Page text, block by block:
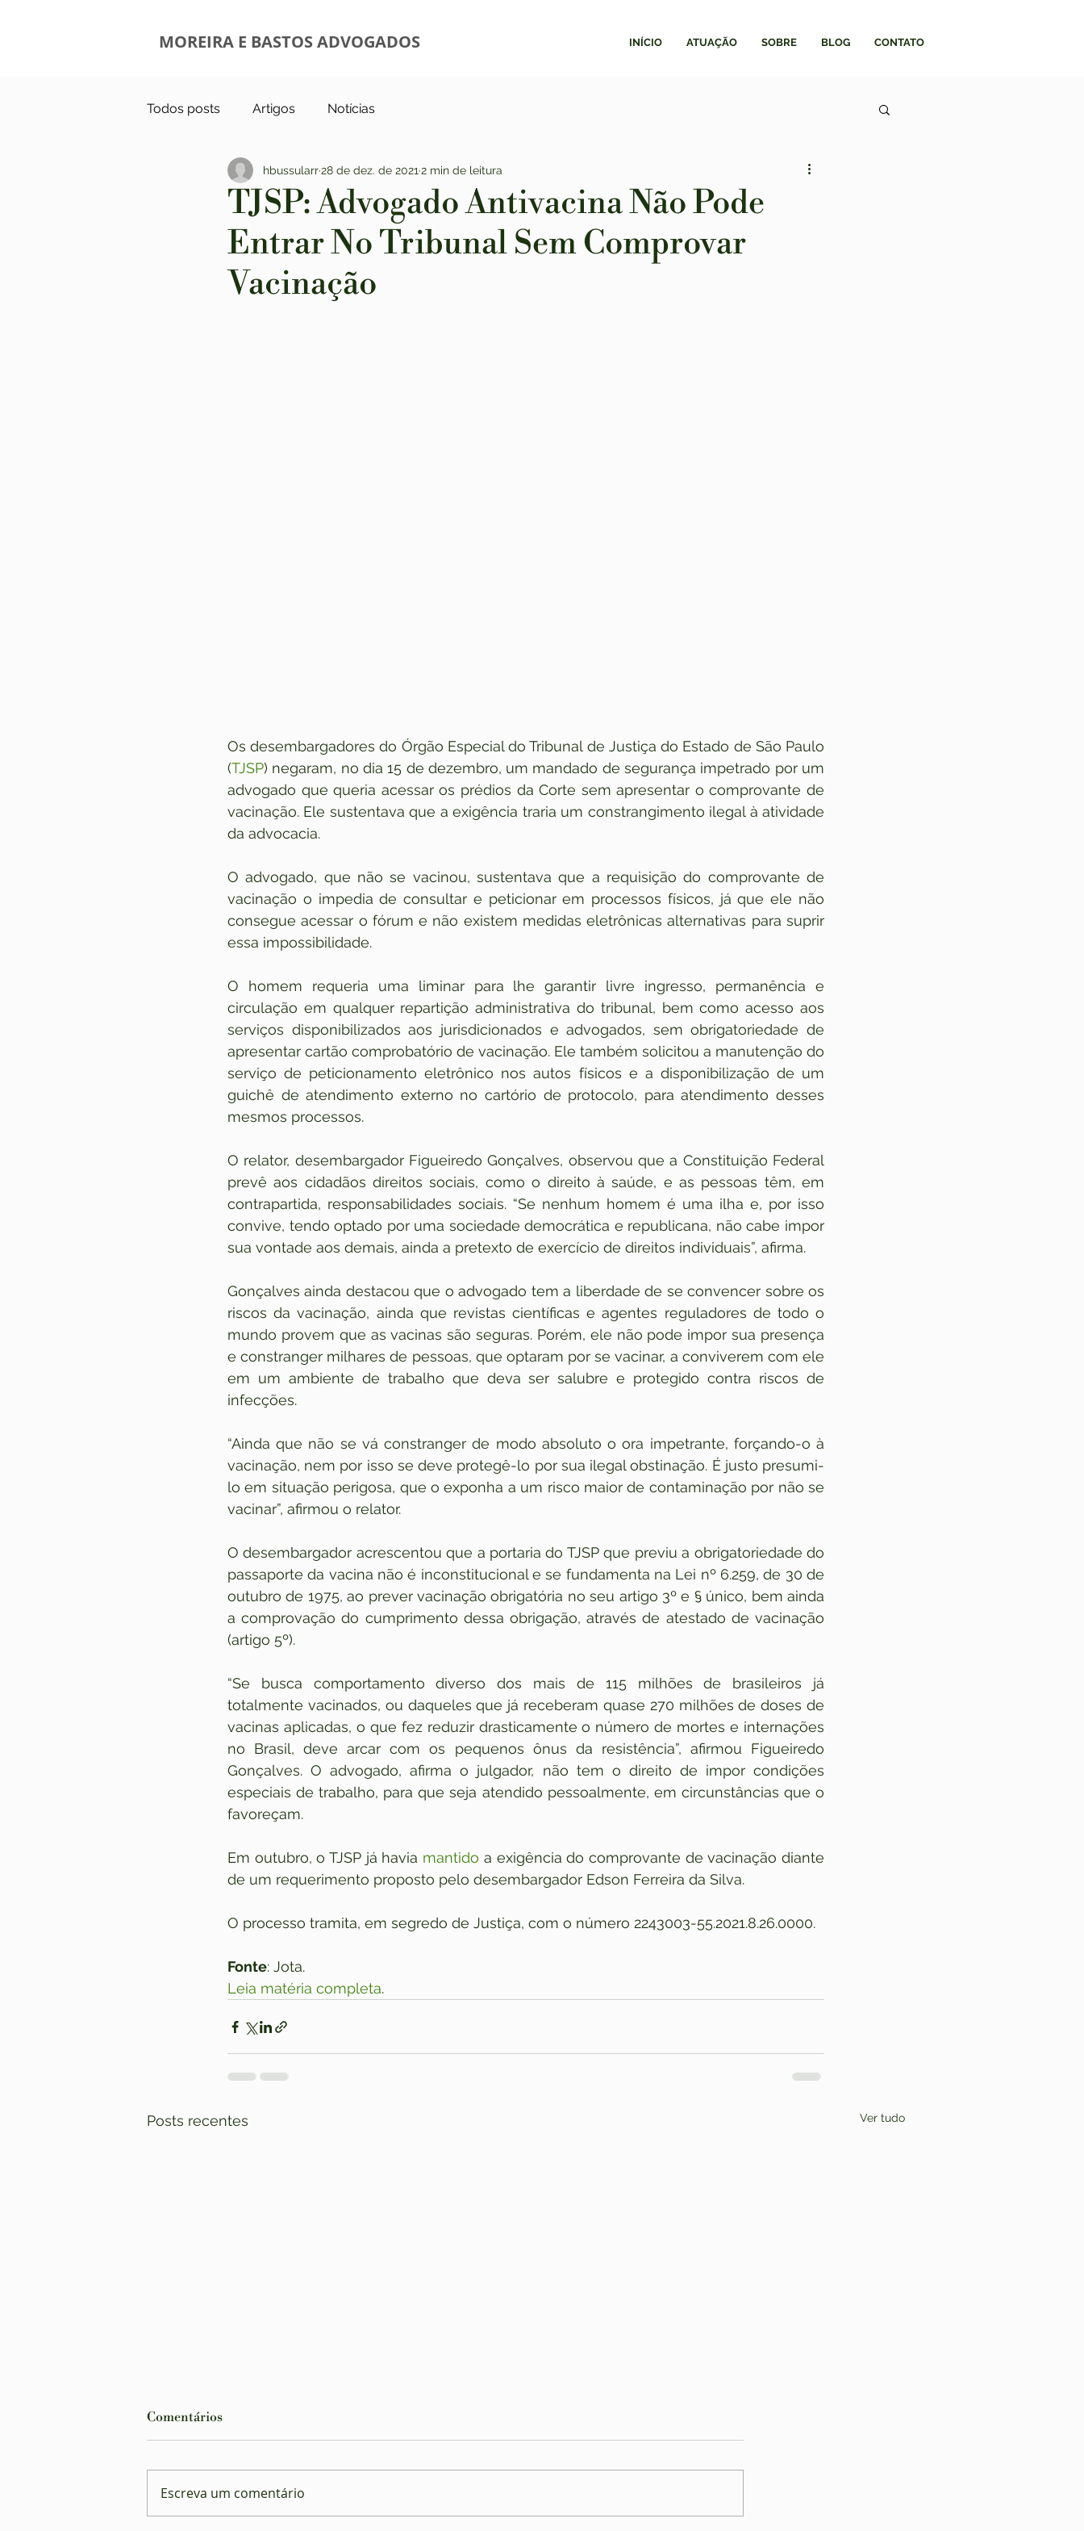
MOREIRA E BASTOS ADVOGADOS INÍCIO ATUAÇÃO SOBRE BLOG CONTATO
Todos posts Artigos Notícias
TJSP: Advogado Antivacina Não Pode
Entrar No Tribunal Sem Comprovar
Vacinação
hbussularr28 de dez. de 2021 2 min de leitura
Os desembargadores do Órgão Especial do Tribunal de Justiça do Estado de São Paulo
(TJSP) negaram, no dia 15 de dezembro, um mandado de segurança impetrado por um
advogado que queria acessar os prédios da Corte sem apresentar o comprovante de
vacinação. Ele sustentava que a exigência traria um constrangimento ilegal à atividade
da advocacia.
O advogado, que não se vacinou, sustentava que a requisição do comprovante de
vacinação o impedia de consultar e peticionar em processos físicos, já que ele não
consegue acessar o fórum e não existem medidas eletrônicas alternativas para suprir
essa impossibilidade.
O homem requeria uma liminar para lhe garantir livre ingresso, permanência e
circulação em qualquer repartição administrativa do tribunal, bem como acesso aos
serviços disponibilizados aos jurisdicionados e advogados, sem obrigatoriedade de
apresentar cartão comprobatório de vacinação. Ele também solicitou a manutenção do
serviço de peticionamento eletrônico nos autos físicos e a disponibilização de um
guichê de atendimento externo no cartório de protocolo, para atendimento desses
mesmos processos.
O relator, desembargador Figueiredo Gonçalves, observou que a Constituição Federal
prevê aos cidadãos direitos sociais, como o direito à saúde, e as pessoas têm, em
contrapartida, responsabilidades sociais. “Se nenhum homem é uma ilha e, por isso
convive, tendo optado por uma sociedade democrática e republicana, não cabe impor
sua vontade aos demais, ainda a pretexto de exercício de direitos individuais”, afirma.
Gonçalves ainda destacou que o advogado tem a liberdade de se convencer sobre os
riscos da vacinação, ainda que revistas científicas e agentes reguladores de todo o
mundo provem que as vacinas são seguras. Porém, ele não pode impor sua presença
e constranger milhares de pessoas, que optaram por se vacinar, a conviverem com ele
em um ambiente de trabalho que deva ser salubre e protegido contra riscos de
infecções.
“Ainda que não se vá constranger de modo absoluto o ora impetrante, forçando-o à
vacinação, nem por isso se deve protegê-lo por sua ilegal obstinação. É justo presumi-
lo em situação perigosa, que o exponha a um risco maior de contaminação por não se
vacinar”, afirmou o relator.
O desembargador acrescentou que a portaria do TJSP que previu a obrigatoriedade do
passaporte da vacina não é inconstitucional e se fundamenta na Lei nº 6.259, de 30 de
outubro de 1975, ao prever vacinação obrigatória no seu artigo 3º e § único, bem ainda
a comprovação do cumprimento dessa obrigação, através de atestado de vacinação
(artigo 5º).
“Se busca comportamento diverso dos mais de 115 milhões de brasileiros já
totalmente vacinados, ou daqueles que já receberam quase 270 milhões de doses de
vacinas aplicadas, o que fez reduzir drasticamente o número de mortes e internações
no Brasil, deve arcar com os pequenos ônus da resistência”, afirmou Figueiredo
Gonçalves. O advogado, afirma o julgador, não tem o direito de impor condições
especiais de trabalho, para que seja atendido pessoalmente, em circunstâncias que o
favoreçam.
Em outubro, o TJSP já havia mantido a exigência do comprovante de vacinação diante
de um requerimento proposto pelo desembargador Edson Ferreira da Silva.
O processo tramita, em segredo de Justiça, com o número 2243003-55.2021.8.26.0000.
Fonte: Jota.
Leia matéria completa.
Posts recentes Ver tudo
Comentários
Escreva um comentário